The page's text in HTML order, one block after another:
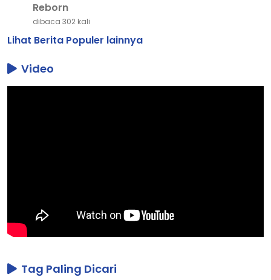
Reborn
dibaca 302 kali
Lihat Berita Populer lainnya
Video
Tag Paling Dicari